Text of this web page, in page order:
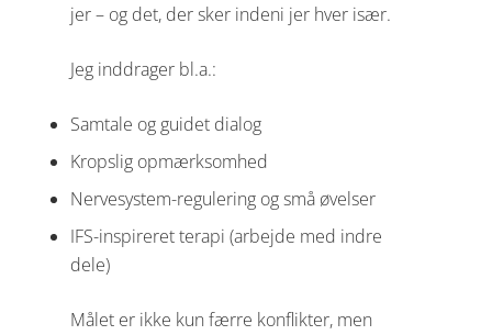
jer – og det, der sker indeni jer hver især.
Jeg inddrager bl.a.:
Samtale og guidet dialog
Kropslig opmærksomhed
Nervesystem-regulering og små øvelser
IFS-inspireret terapi (arbejde med indre
dele)
Målet er ikke kun færre konflikter, men